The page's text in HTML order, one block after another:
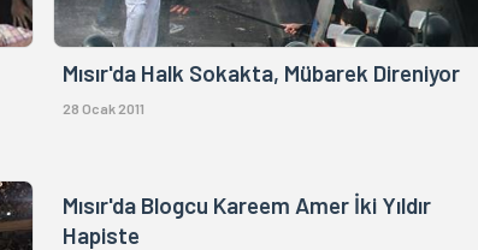
Mısır'da Halk Sokakta, Mübarek Direniyor
28 Ocak 2011
Mısır'da Blogcu Kareem Amer İki Yıldır
Hapiste